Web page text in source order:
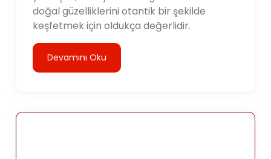
doğal güzelliklerini otantik bir şekilde
keşfetmek için oldukça değerlidir.
Devamını Oku